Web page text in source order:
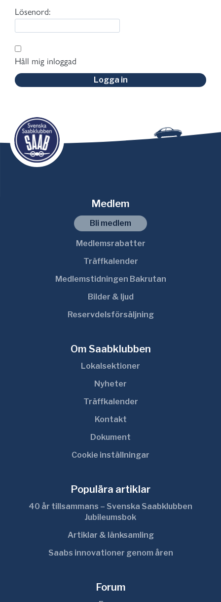
Lösenord:
Håll mig inloggad
Logga in
Medlem
Bli medlem
Medlemsrabatter
Träffkalender
Medlemstidningen Bakrutan
Bilder & ljud
Reservdelsförsäljning
Om Saabklubben
Lokalsektioner
Nyheter
Träffkalender
Kontakt
Dokument
Cookie inställningar
Populära artiklar
40 år tillsammans – Svenska Saabklubben
Jubileumsbok
Artiklar & länksamling
Saabs innovationer genom åren
Forum